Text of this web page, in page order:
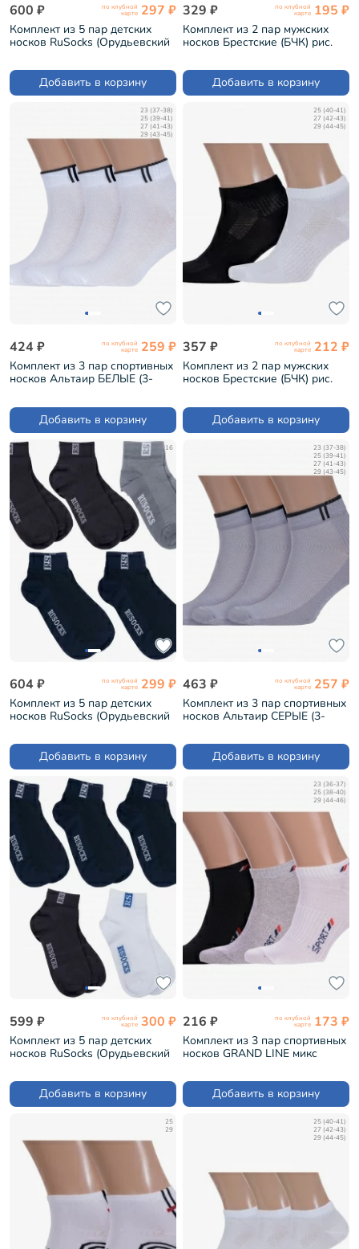
600 ₽ по клубной
карте 297 ₽
Комплект из 5 пар детских
носков RuSocks (Орудьевский
Добавить в корзину
329 ₽ по клубной
карте 195 ₽
Комплект из 2 пар мужских
носков Брестские (БЧК) рис.
Добавить в корзину
23 (37-38)
25 (39-41)
27 (41-43)
29 (43-45)
424 ₽ по клубной
карте 259 ₽
Комплект из 3 пар спортивных
носков Альтаир БЕЛЫЕ (3-
Добавить в корзину
25 (40-41)
27 (42-43)
29 (44-45)
357 ₽ по клубной
карте 212 ₽
Комплект из 2 пар мужских
носков Брестские (БЧК) рис.
Добавить в корзину
16
604 ₽ по клубной
карте 299 ₽
Комплект из 5 пар детских
носков RuSocks (Орудьевский
Добавить в корзину
23 (37-38)
25 (39-41)
27 (41-43)
29 (43-45)
463 ₽ по клубной
карте 257 ₽
Комплект из 3 пар спортивных
носков Альтаир СЕРЫЕ (3-
Добавить в корзину
16
599 ₽ по клубной
карте 300 ₽
Комплект из 5 пар детских
носков RuSocks (Орудьевский
Добавить в корзину
23 (36-37)
25 (38-40)
29 (44-46)
216 ₽ по клубной
карте 173 ₽
Комплект из 3 пар спортивных
носков GRAND LINE микс
Добавить в корзину
25
29
25 (40-41)
27 (42-43)
29 (44-45)